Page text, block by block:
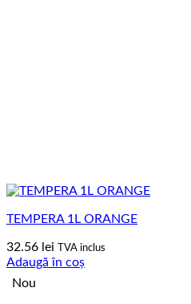
TEMPERA 1L ORANGE
32.56 lei TVA inclus
Adaugă în coș
Nou